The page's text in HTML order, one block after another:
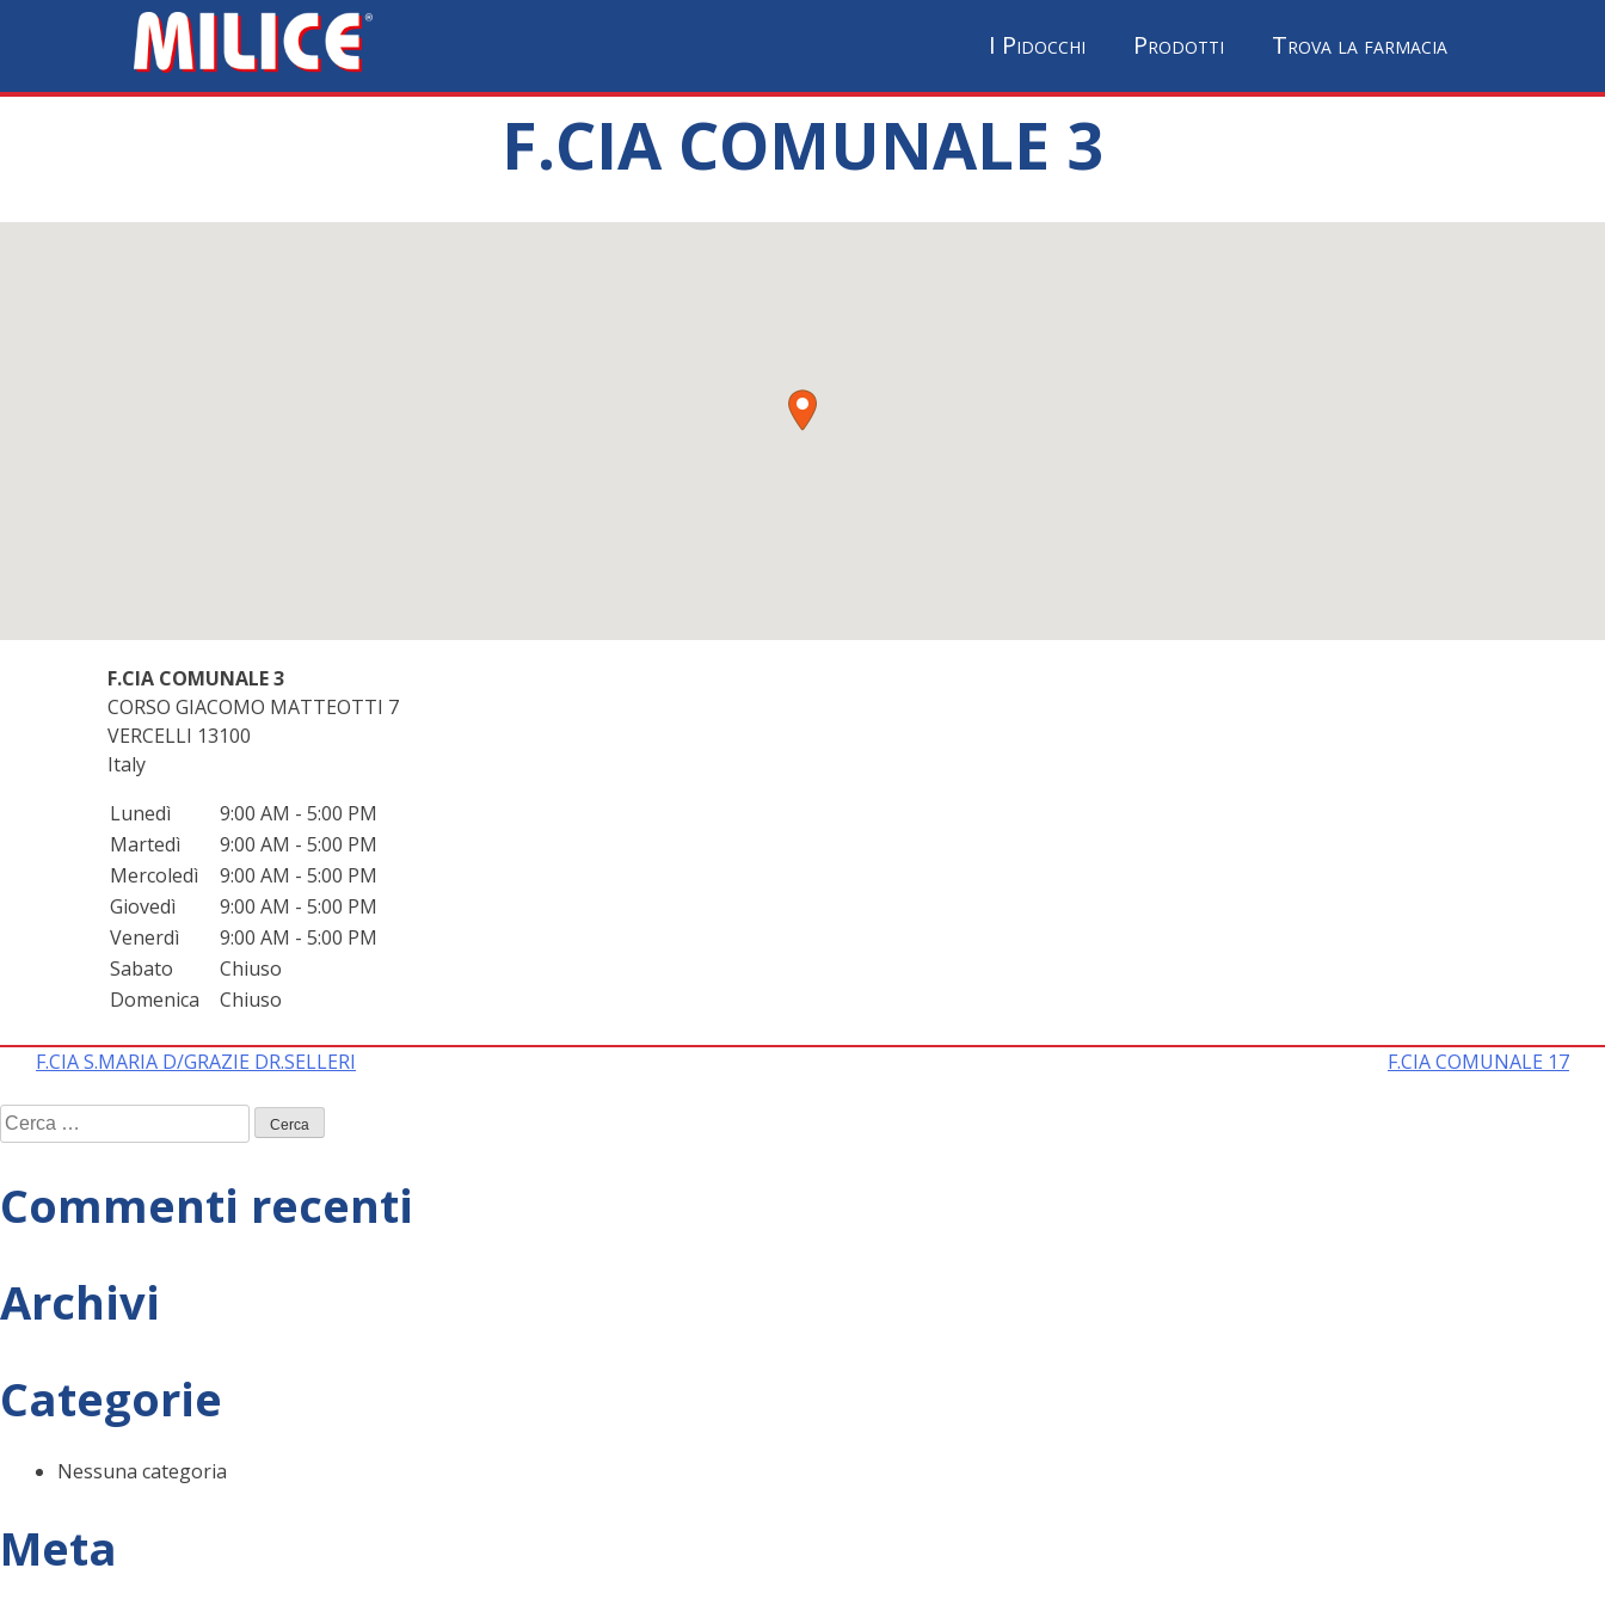
I Pidocchi Prodotti Trova la farmacia
F.CIA COMUNALE 3
F.CIA COMUNALE 3
CORSO GIACOMO MATTEOTTI 7
VERCELLI 13100
Italy
Lunedì
9:00 AM - 5:00 PM
Martedì
9:00 AM - 5:00 PM
Mercoledì
9:00 AM - 5:00 PM
Giovedì
9:00 AM - 5:00 PM
Venerdì
9:00 AM - 5:00 PM
Sabato
Chiuso
Domenica
Chiuso
Navigazione
articoli
F.CIA S.MARIA D/GRAZIE DR.SELLERI F.CIA COMUNALE 17
Ricerca
per:
Commenti recenti
Archivi
Categorie
Nessuna categoria
Meta